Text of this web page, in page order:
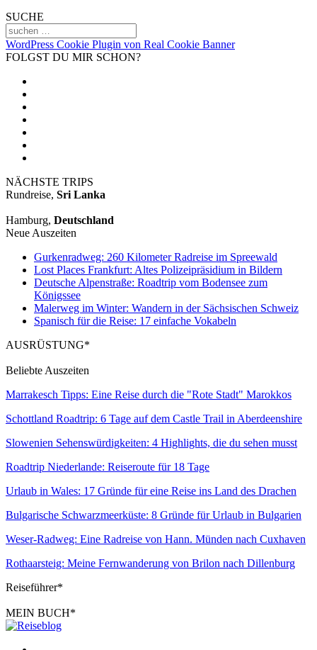
SUCHE
WordPress Cookie Plugin von Real Cookie Banner
FOLGST DU MIR SCHON?
NÄCHSTE TRIPS
Rundreise, Sri Lanka
Hamburg, Deutschland
Neue Auszeiten
Gurkenradweg: 260 Kilometer Radreise im Spreewald
Lost Places Frankfurt: Altes Polizeipräsidium in Bildern
Deutsche Alpenstraße: Roadtrip vom Bodensee zum
Königssee
Malerweg im Winter: Wandern in der Sächsischen Schweiz
Spanisch für die Reise: 17 einfache Vokabeln
AUSRÜSTUNG*
Beliebte Auszeiten
Marrakesch Tipps: Eine Reise durch die "Rote Stadt" Marokkos
Schottland Roadtrip: 6 Tage auf dem Castle Trail in Aberdeenshire
Slowenien Sehenswürdigkeiten: 4 Highlights, die du sehen musst
Roadtrip Niederlande: Reiseroute für 18 Tage
Urlaub in Wales: 17 Gründe für eine Reise ins Land des Drachen
Bulgarische Schwarzmeerküste: 8 Gründe für Urlaub in Bulgarien
Weser-Radweg: Eine Radreise von Hann. Münden nach Cuxhaven
Rothaarsteig: Meine Fernwanderung von Brilon nach Dillenburg
Reiseführer*
MEIN BUCH*